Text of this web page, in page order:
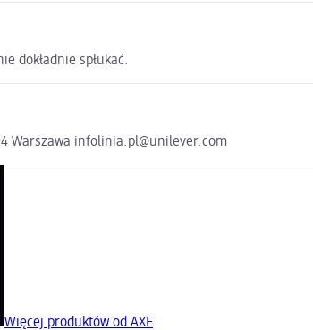
dokładnie spłukać.
Warszawa infolinia.pl@unilever.com
Więcej produktów od AXE